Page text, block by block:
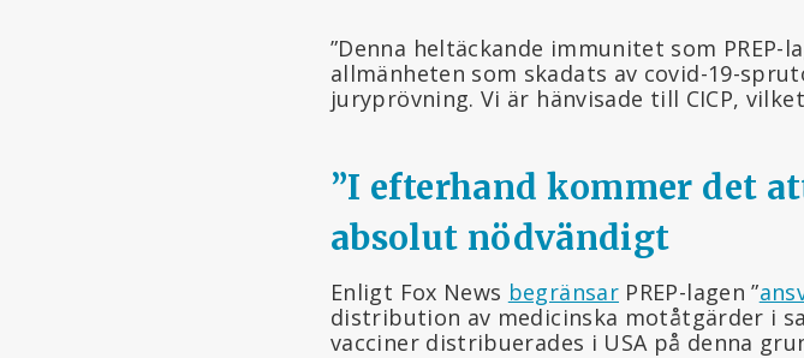
”Denna heltäckande immunitet som PREP-
allmänheten som skadats av covid-19-
juryprövning. Vi är hänvisade till CICP,
”I efterhand kommer det
absolut nödvändigt
Enligt Fox News begränsar PREP-lagen ”
distribution av medicinska motåtgärder i
vacciner distribuerades i USA på denna